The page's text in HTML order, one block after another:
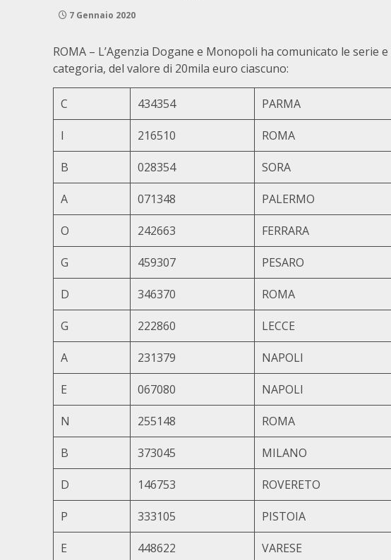
7 Gennaio 2020
ROMA – L’Agenzia Dogane e Monopoli ha comunicato le
categoria, del valore di 20mila euro ciascuno:
C 434354 PARMA
I 216510 ROMA
B 028354 SORA
A 071348 PALERMO
O 242663 FERRARA
G 459307 PESARO
D 346370 ROMA
G 222860 LECCE
A 231379 NAPOLI
E 067080 NAPOLI
N 255148 ROMA
B 373045 MILANO
D 146753 ROVERETO
P 333105 PISTOIA
E 448622 VARESE